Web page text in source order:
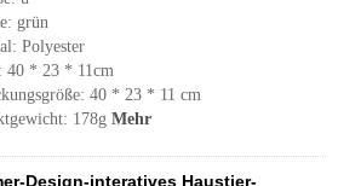
grün
Polyester
40 * 23 * 11cm
40 * 23 * 11 cm
178g Mehr
Design-interatives Haustier-